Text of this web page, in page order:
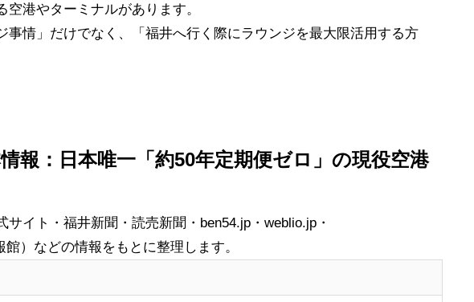
港やターミナルがあります。
事情」だけでなく、「福井へ行く際にラウンジを最大限活用する方
報：日本唯一「約50年定期便ゼロ」の現役空港
イト・福井新聞・読売新聞・ben54.jp・weblio.jp・
）などの情報をもとに整理します。